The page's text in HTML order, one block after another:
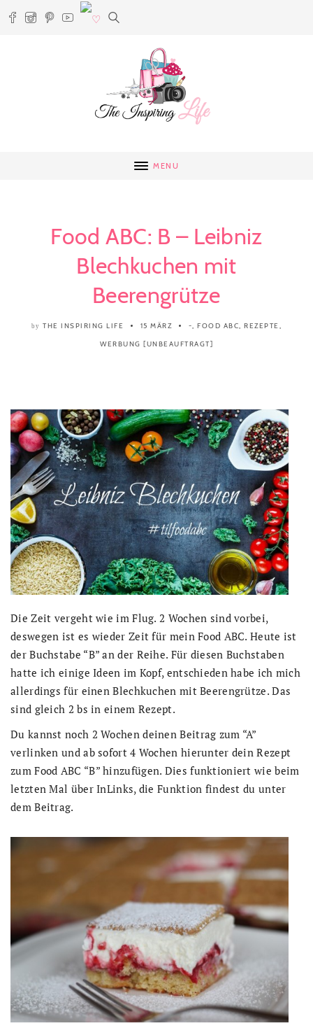
MENU
Food ABC: B – Leibniz
Blechkuchen mit
Beerengrütze
by THE INSPIRING LIFE 15 MÄRZ -,FOOD ABC,REZEPTE ,
WERBUNG [UNBEAUFTRAGT]
Die Zeit vergeht wie im Flug. 2 Wochen sind vorbei,
deswegen ist es wieder Zeit für mein Food ABC. Heute ist
der Buchstabe “B” an der Reihe. Für diesen Buchstaben
hatte ich einige Ideen im Kopf, entschieden habe ich mich
allerdings für einen Blechkuchen mit Beerengrütze. Das
sind gleich 2 bs in einem Rezept.
Du kannst noch 2 Wochen deinen Beitrag zum “A”
verlinken und ab sofort 4 Wochen hierunter dein Rezept
zum Food ABC “B” hinzufügen. Dies funktioniert wie beim
letzten Mal über InLinks, die Funktion findest du unter
dem Beitrag.